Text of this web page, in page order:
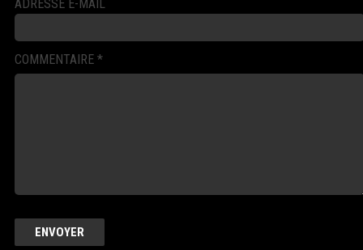
ADRESSE E-MAIL
COMMENTAIRE *